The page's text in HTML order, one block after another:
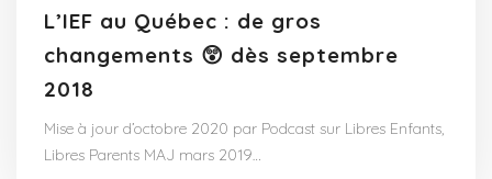
L’IEF au Québec : de gros
changements 😲 dès septembre
2018
Mise à jour d’octobre 2020 par Podcast sur Libres Enfants,
Libres Parents MAJ mars 2019…